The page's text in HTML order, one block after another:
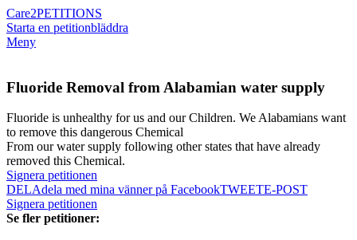
Care2PETITIONS
Starta en petitionbläddra
Meny
Fluoride Removal from Alabamian water supply
Fluoride is unhealthy for us and our Children. We Alabamians want
to remove this dangerous Chemical
From our water supply following other states that have already
removed this Chemical.
Signera petitionen
DELAdela med mina vänner på FacebookTWEETE-POST
Signera petitionen
Se fler petitioner: